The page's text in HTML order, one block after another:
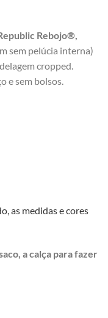
Rebojo®,
sem pelúcia interna)
cropped.
e sem bolsos.
as medidas e cores
a calça para fazer